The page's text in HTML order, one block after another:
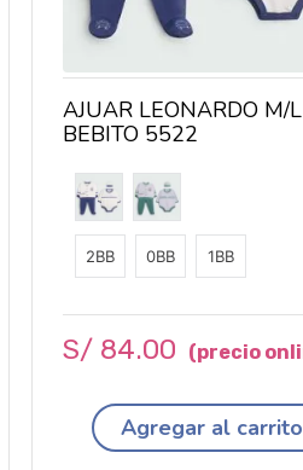
2BB 0BB 1BB
AJUAR LEONARDO M/L
BEBITO 5522
S/ 84.00
Agregar al carrito